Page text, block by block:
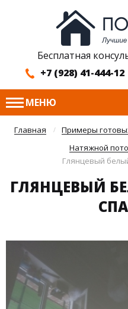
Бесплатная
+7 (928) 41-444-12
МЕНЮ
Главная
Примеры
Натяжной
Глянцевый
ГЛЯНЦЕВЫЙ